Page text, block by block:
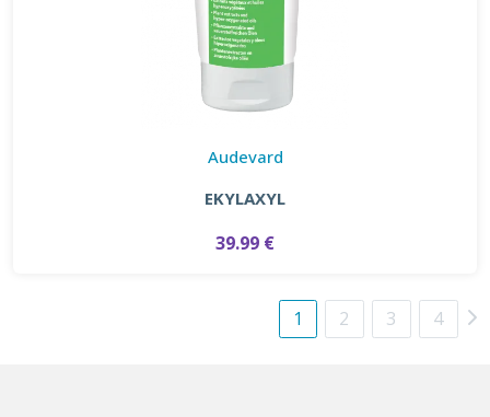
Audevard
EKYLAXYL
39.99 €
1 2 3 4